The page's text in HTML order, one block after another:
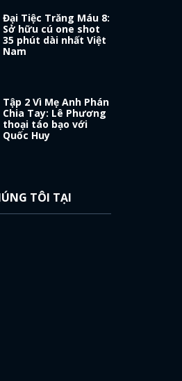
Đại Tiệc Trăng Máu 8:
Sở hữu cú one shot
35 phút dài nhất Việt
Nam
Tập 2 Vì Mẹ Anh Phán
Chia Tay: Lê Phương
thoại táo bạo với
Quốc Huy
TÔI TẠI